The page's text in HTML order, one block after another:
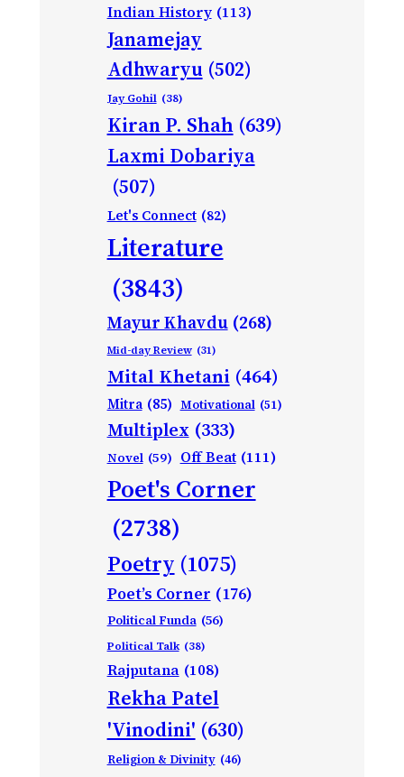
Indian History (113)
Janamejay
Adhwaryu (502)
Jay Gohil (38)
Kiran P. Shah (639)
Laxmi Dobariya
(507)
Let's Connect (82)
Literature
(3843)
Mayur Khavdu (268)
Mid-day Review (31)
Mital Khetani (464)
Mitra (85) Motivational (51)
Multiplex (333)
Novel (59) Off Beat (111)
Poet's Corner
(2738)
Poetry (1075)
Poet’s Corner (176)
Political Funda (56)
Political Talk (38)
Rajputana (108)
Rekha Patel
'Vinodini' (630)
Religion & Divinity (46)